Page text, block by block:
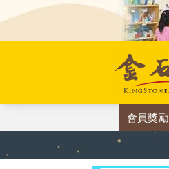
會員獎勵